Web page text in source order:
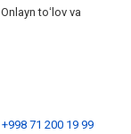
toʻlov va
+998 71 200 19 99